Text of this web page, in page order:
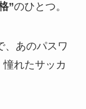
”のひとつ。
、あのパスワ
れたサッカ